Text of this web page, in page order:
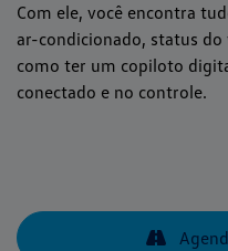
Com ele, você encontra
ar-condicionado, status
como ter um copiloto
conectado e no controle.